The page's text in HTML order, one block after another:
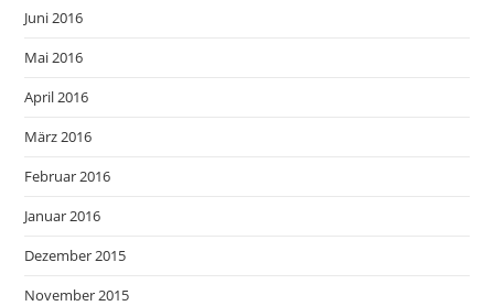
Juni 2016
Mai 2016
April 2016
März 2016
Februar 2016
Januar 2016
Dezember 2015
November 2015